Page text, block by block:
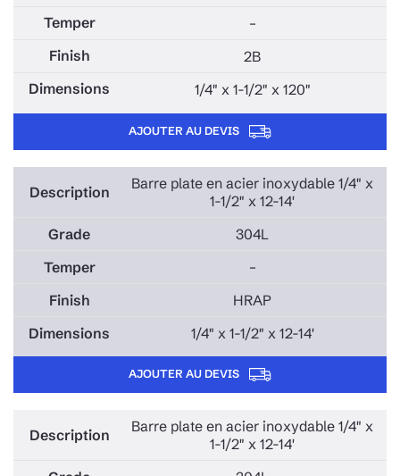
–
2B
1/4" x 1-1/2" x 120"
AJOUTER AU DEVIS
Barre plate en acier inoxydable 1/4" x
1-1/2" x 12-14'
304L
–
HRAP
1/4" x 1-1/2" x 12-14'
AJOUTER AU DEVIS
Barre plate en acier inoxydable 1/4" x
1-1/2" x 12-14'